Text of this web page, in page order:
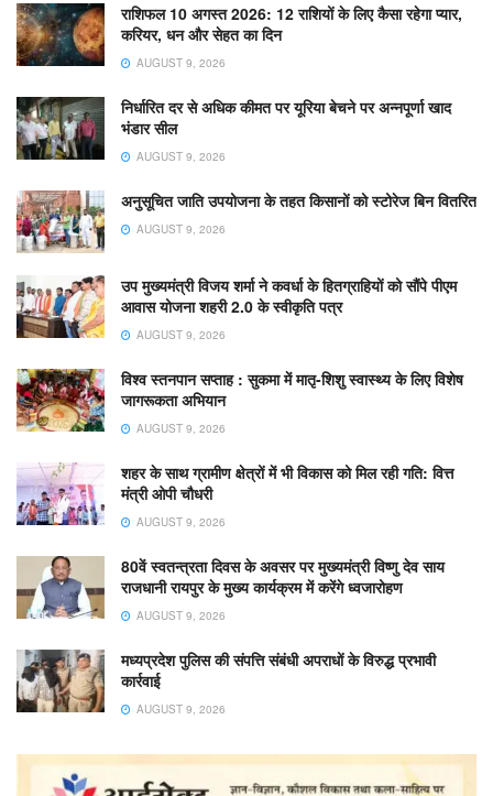
राशिफल 10 अगस्त 2026: 12 राशियों के लिए कैसा रहेगा प्यार,
करियर, धन और सेहत का दिन
AUGUST 9, 2026
निर्धारित दर से अधिक कीमत पर यूरिया बेचने पर अन्नपूर्णा खाद
भंडार सील
AUGUST 9, 2026
अनुसूचित जाति उपयोजना के तहत किसानों को स्टोरेज बिन वितरित
AUGUST 9, 2026
उप मुख्यमंत्री विजय शर्मा ने कवर्धा के हितग्राहियों को सौंपे पीएम
आवास योजना शहरी 2.0 के स्वीकृति पत्र
AUGUST 9, 2026
विश्व स्तनपान सप्ताह : सुकमा में मातृ-शिशु स्वास्थ्य के लिए विशेष
जागरूकता अभियान
AUGUST 9, 2026
शहर के साथ ग्रामीण क्षेत्रों में भी विकास को मिल रही गति: वित्त
मंत्री ओपी चौधरी
AUGUST 9, 2026
80वें स्वतन्त्रता दिवस के अवसर पर मुख्यमंत्री विष्णु देव साय
राजधानी रायपुर के मुख्य कार्यक्रम में करेंगे ध्वजारोहण
AUGUST 9, 2026
मध्यप्रदेश पुलिस की संपत्ति संबंधी अपराधों के विरुद्ध प्रभावी
कार्रवाई
AUGUST 9, 2026